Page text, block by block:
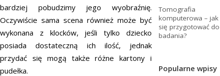
bardziej pobudzimy jego wyobraźnię.
Oczywiście sama scena również może być
wykonana z klocków, jeśli tylko dziecko
posiada dostateczną ich ilość, jednak
przydać się mogą także różne kartony i
pudełka.
Tomografia
komputerowa – jak
się przygotować do
badania?
Popularne wpisy